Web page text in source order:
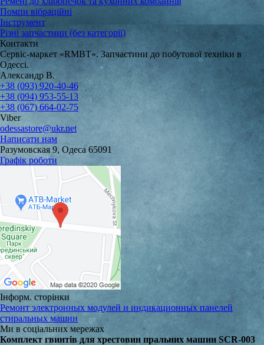
Помпи вібраційні
Інструмент
Різні запчастини (без категорії)
Контакти
Сервіс-маркет «RMBT». Запчастини до побутової техніки в
Одессі.
Александр В.
+38 (093) 920-40-46
+38 (094) 953-55-13
+38 (067) 664-02-75
Viber
odessastore@ukr.net
Написати нам
Разумовская 9, Одеса 65091
Графік роботи
Інформ. сторінки
Ремонт электронных модулей и индикационных панелей
стиральных машин
Ми в соціальних мережах
Комплект гвинтів для хрестовин пральних машин SCR-003